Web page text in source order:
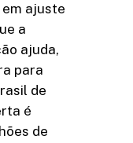
ajuste
a
ajuda,
para
de
é
de